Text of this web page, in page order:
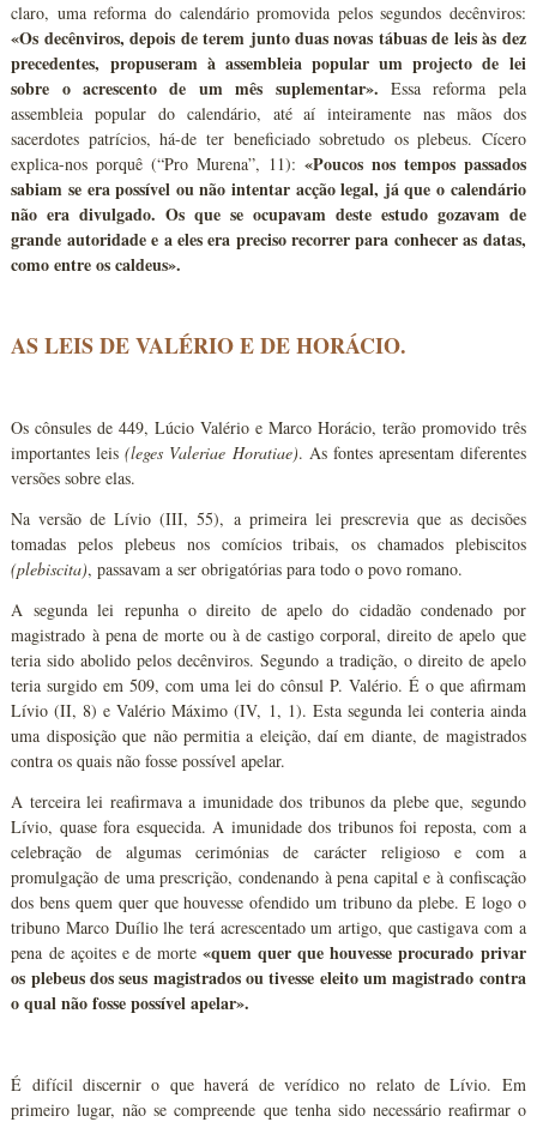
claro, uma reforma do calendário promovida pelos segundos decênviros:
«Os decênviros, depois de terem junto duas novas tábuas de leis às dez
precedentes, propuseram à assembleia popular um projecto de lei
sobre o acrescento de um mês suplementar». Essa reforma pela
assembleia popular do calendário, até aí inteiramente nas mãos dos
sacerdotes patrícios, há-de ter beneficiado sobretudo os plebeus. Cícero
explica-nos porquê (“Pro Murena”, 11): «Poucos nos tempos passados
sabiam se era possível ou não intentar acção legal, já que o calendário
não era divulgado. Os que se ocupavam deste estudo gozavam de
grande autoridade e a eles era preciso recorrer para conhecer as datas,
como entre os caldeus».
AS LEIS DE VALÉRIO E DE HORÁCIO.
Os cônsules de 449, Lúcio Valério e Marco Horácio, terão promovido três
importantes leis(leges Valeriae Horatiae). As fontes apresentam diferentes
versões sobre elas.
Na versão de Lívio (III, 55), a primeira lei prescrevia que as decisões
tomadas pelos plebeus nos comícios tribais, os chamados plebiscitos
(plebiscita), passavam a ser obrigatórias para todo o povo romano.
A segunda lei repunha o direito de apelo do cidadão condenado por
magistrado à pena de morte ou à de castigo corporal, direito de apelo que
teria sido abolido pelos decênviros. Segundo a tradição, o direito de apelo
teria surgido em 509, com uma lei do cônsul P. Valério. É o que afirmam
Lívio (II, 8) e Valério Máximo (IV, 1, 1). Esta segunda lei conteria ainda
uma disposição que não permitia a eleição, daí em diante, de magistrados
contra os quais não fosse possível apelar.
A terceira lei reafirmava a imunidade dos tribunos da plebe que, segundo
Lívio, quase fora esquecida. A imunidade dos tribunos foi reposta, com a
celebração de algumas cerimónias de carácter religioso e com a
promulgação de uma prescrição, condenando à pena capital e à confiscação
dos bens quem quer que houvesse ofendido um tribuno da plebe. E logo o
tribuno Marco Duílio lhe terá acrescentado um artigo, que castigava com a
pena de açoites e de morte«quem quer que houvesse procurado privar
os plebeus dos seus magistrados ou tivesse eleito um magistrado contra
o qual não fosse possível apelar».
É difícil discernir o que haverá de verídico no relato de Lívio. Em
primeiro lugar, não se compreende que tenha sido necessário reafirmar o